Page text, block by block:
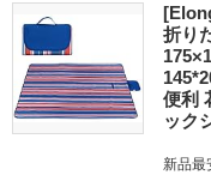
折り
便利
ック
新品最